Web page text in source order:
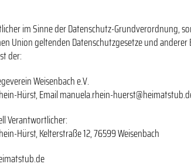
im Sinne der Datenschutz-Grundverordnung,
Union geltenden Datenschutzgesetze und
der:
Weisenbach e.V.
Hürst, Email manuela.rhein-
Verantwortlicher:
Hürst, Kelterstraße 12, 76599 Weisenbach